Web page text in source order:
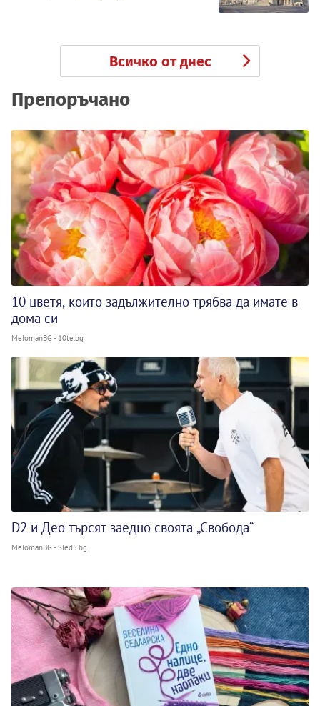
Всичко от днес
Препоръчано
10 цветя, които задължително трябва да имате в
дома си
MelomanBG - 10te.bg
D2 и Део търсят заедно своята „Свобода“
MelomanBG - Sled5.bg